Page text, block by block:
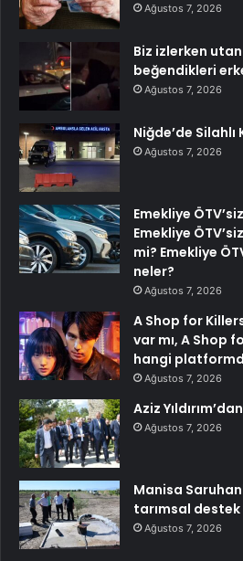
Ağustos 7, 2026
Biz izlerken
beğendikleri
Ağustos 7, 2026
Niğde’de Silahlı
Ağustos 7, 2026
Emekliye
Emekliye
mi? Emekliye
neler?
Ağustos 7, 2026
A Shop for
var mı, A Shop
hangi
Ağustos 7, 2026
Aziz
Ağustos 7, 2026
Manisa
tarımsal destek
Ağustos 7, 2026